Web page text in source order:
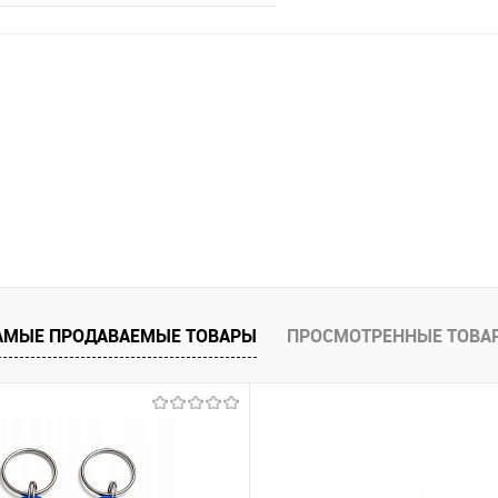
ПРОДАВАЕМЫЕ ТОВАРЫ ПРОСМОТРЕННЫЕ